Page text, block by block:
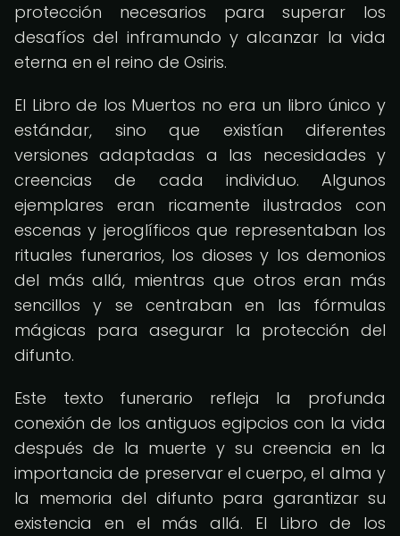
protección necesarios para superar los
desafíos del inframundo y alcanzar la vida
eterna en el reino de Osiris.
El Libro de los Muertos no era un libro único y
estándar, sino que existían diferentes
versiones adaptadas a las necesidades y
creencias de cada individuo. Algunos
ejemplares eran ricamente ilustrados con
escenas y jeroglíficos que representaban los
rituales funerarios, los dioses y los demonios
del más allá, mientras que otros eran más
sencillos y se centraban en las fórmulas
mágicas para asegurar la protección del
difunto.
Este texto funerario refleja la profunda
conexión de los antiguos egipcios con la vida
después de la muerte y su creencia en la
importancia de preservar el cuerpo, el alma y
la memoria del difunto para garantizar su
existencia en el más allá. El Libro de los